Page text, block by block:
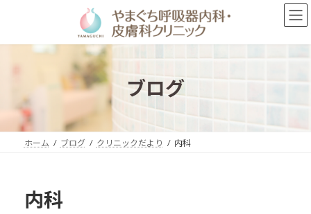
ン
プ
ー
動
ブログ
ホーム ブログ クリニックだより 内科
内科